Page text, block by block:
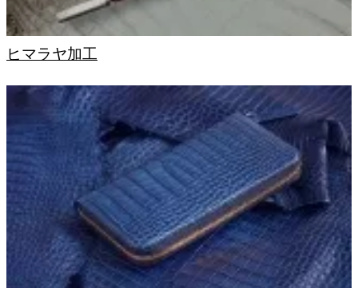
ヒマラヤ加工